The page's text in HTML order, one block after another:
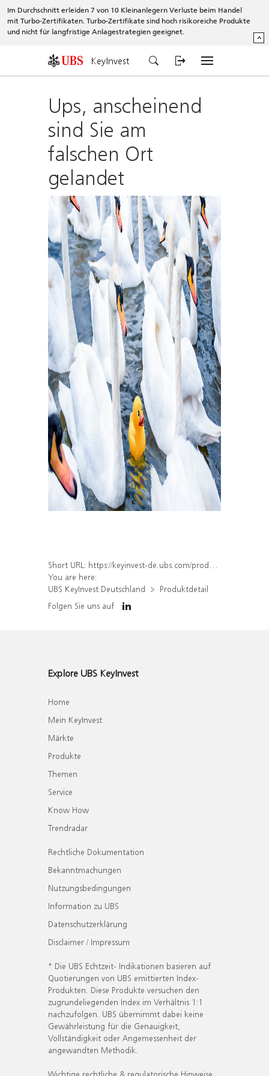
Im Durchschnitt erleiden 7 von 10 Kleinanlegern Verluste beim Handel
mit Turbo-Zertifikaten. Turbo-Zertifikate sind hoch risikoreiche Produkte
und nicht für langfristige Anlagestrategien geeignet.
^
KeyInvest
Ups, anscheinend
sind Sie am
falschen Ort
gelandet
Short URL: https://keyinvest-de.ubs.com/produkt/detail/index/isin/DE000WA7LQQ5
You are here:
UBS KeyInvest Deutschland
Produktdetail
Folgen Sie uns auf
Explore UBS KeyInvest
Home
Mein KeyInvest
Märkte
Produkte
Themen
Service
Know How
Trendradar
Rechtliche Dokumentation
Bekanntmachungen
Nutzungsbedingungen
Information zu UBS
Datenschutzerklärung
Disclaimer / Impressum
* Die UBS Echtzeit- Indikationen basieren auf
Quotierungen von UBS emittierten Index-
Produkten. Diese Produkte versuchen den
zugrundeliegenden Index im Verhältnis 1:1
nachzufolgen. UBS übernimmt dabei keine
Gewährleistung für die Genauigkeit,
Vollständigkeit oder Angemessenheit der
angewandten Methodik.